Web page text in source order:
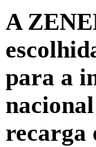
A
para a
recarga